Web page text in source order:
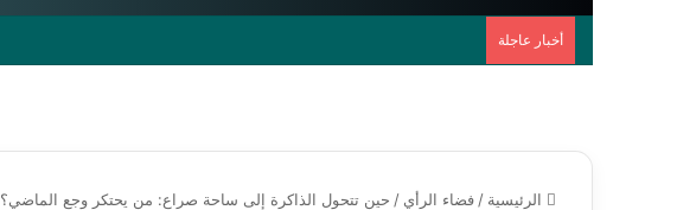
أخبار عاجلة
الرئيسية / فضاء الرأي / حين تتحول الذاكرة إلى ساحة صراع: من يحتكر وجع الماضي؟